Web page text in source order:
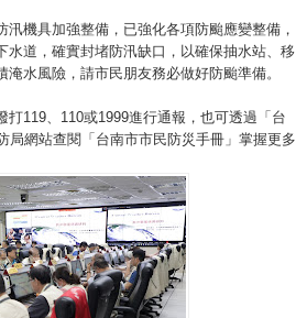
機具加強整備，已強化各項防颱應變整備，
水道，確實封堵防汛缺口，以確保抽水站、移
水風險，請市民朋友務必做好防颱準備。
119、110或1999進行通報，也可透過「台
網站查閱「台南市市民防災手冊」掌握更多